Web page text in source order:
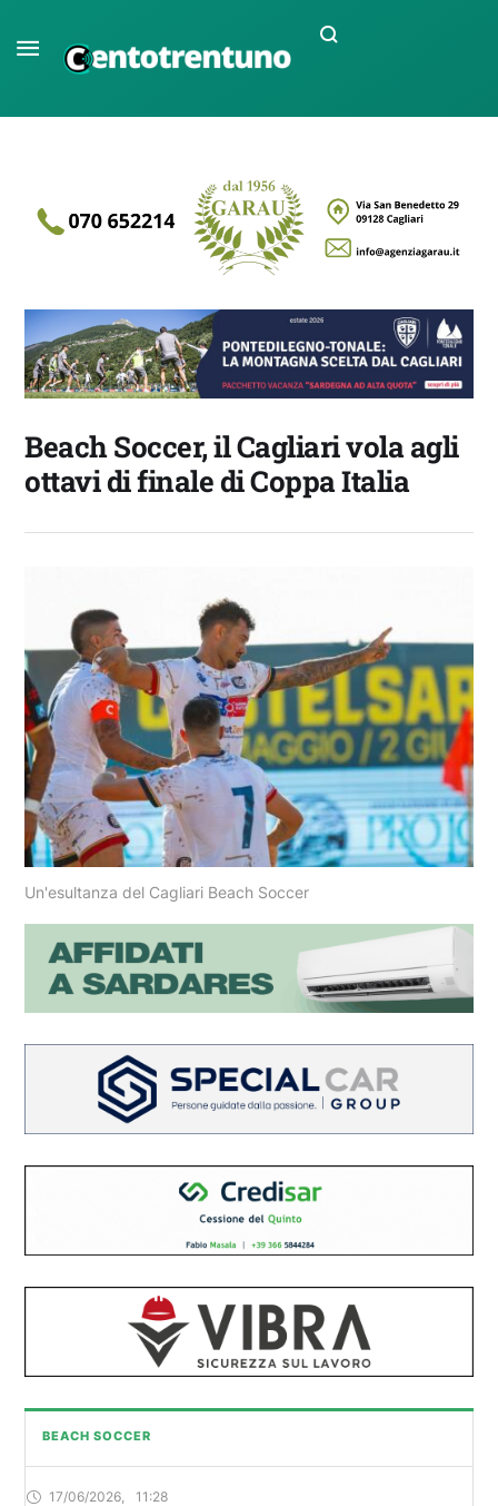
Beach Soccer, il Cagliari vola agli
ottavi di finale di Coppa Italia
Un'esultanza del Cagliari Beach Soccer
BEACH SOCCER
17/06/2026 11:28